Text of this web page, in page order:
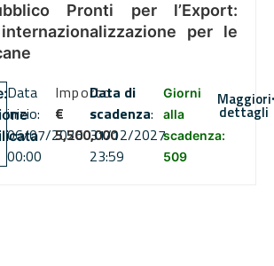
Pronti per l’Export:
per le
Data
inizio:
06/07/2026
00:00
Importo
€
5,500,000
Data di
scadenza:
31/12/2027
23:59
Giorni
alla
scadenza:
509
Maggiori
dettagli